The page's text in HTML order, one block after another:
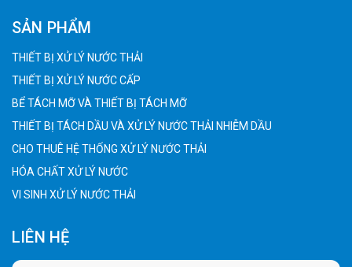
SẢN PHẨM
THIẾT BỊ XỬ LÝ NƯỚC THẢI
THIẾT BỊ XỬ LÝ NƯỚC CẤP
BỂ TÁCH MỠ VÀ THIẾT BỊ TÁCH MỠ
THIẾT BỊ TÁCH DẦU VÀ XỬ LÝ NƯỚC THẢI NHIỄM DẦU
CHO THUÊ HỆ THỐNG XỬ LÝ NƯỚC THẢI
HÓA CHẤT XỬ LÝ NƯỚC
VI SINH XỬ LÝ NƯỚC THẢI
LIÊN HỆ